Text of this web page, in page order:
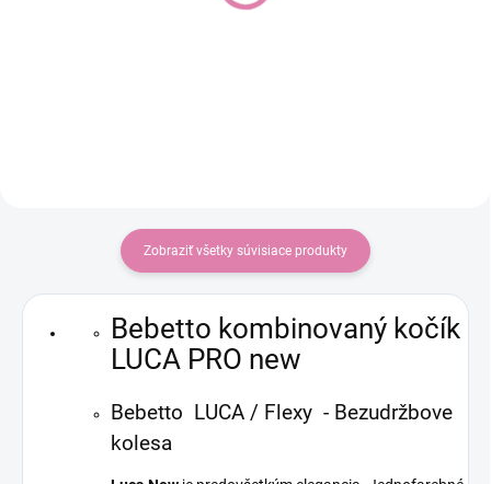
Zobraziť všetky súvisiace produkty
Bebetto kombinovaný kočík
LUCA PRO new
Bebetto LUCA / Flexy - Bezudržbove
kolesa